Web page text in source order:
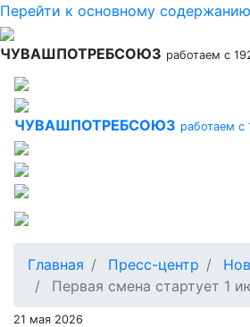
Перейти к основному содержанию
ЧУВАШПОТРЕБСОЮЗ работаем с
ЧУВАШПОТРЕБСОЮЗ работаем с
Главная Пресс-центр
Первая смена стартует 1
21 мая 2026